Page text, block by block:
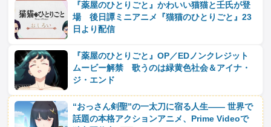
『薬屋のひとりごと』かわいい猫猫と壬氏が登
場 後日譚ミニアニメ『猫猫のひとりごと』23
日より配信
『薬屋のひとりごと』OP／EDノンクレジット
ムービー解禁 歌うのは緑黄色社会＆アイナ・
ジ・エンド
“おっさん剣聖”の一太刀に宿る人生―― 世界で
話題の本格アクションアニメ、Prime Videoで